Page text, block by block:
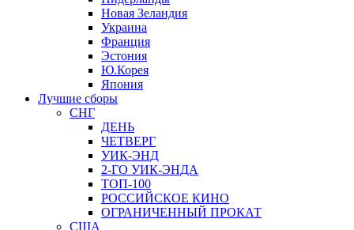
Новая Зеландия
Украина
Франция
Эстония
Ю.Корея
Япония
Лучшие сборы
СНГ
ДЕНЬ
ЧЕТВЕРГ
УИК-ЭНД
2-ГО УИК-ЭНДА
ТОП-100
РОССИЙСКОЕ КИНО
ОГРАНИЧЕННЫЙ ПРОКАТ
США